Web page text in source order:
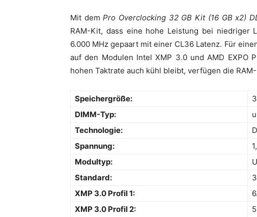
Mit demPro Overclocking 32 GB Kit (16 GB x2)
RAM-Kit, dass eine hohe Leistung bei niedriger
6.000 MHz gepaart mit einer CL36 Latenz. Für
auf den Modulen Intel XMP 3.0 und AMD EXPO
hohen Taktrate auch kühl bleibt, verfügen die
Speichergröße:
DIMM-Typ:
Technologie:
Spannung:
Modultyp:
Standard:
XMP 3.0 Profil 1:
XMP 3.0 Profil 2: